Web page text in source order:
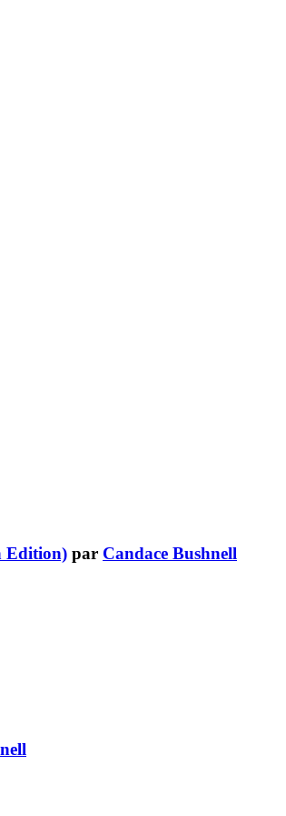
Edition) par Candace Bushnell